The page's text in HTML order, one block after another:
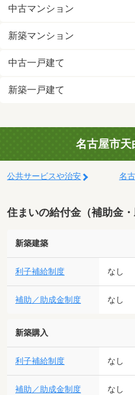
中古マンション
新築マンション
中古一戸建て
新築一戸建て
名古屋市天
公共サービスや治安 名
住まいの給付金（補助金・
新築建築
利子補給制度 なし
補助／助成金制度 なし
新築購入
利子補給制度 なし
補助／助成金制度 なし